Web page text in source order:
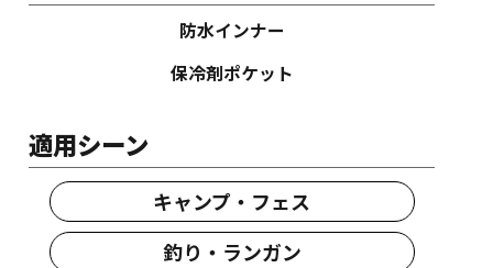
防水インナー
保冷剤ポケット
適用シーン
キャンプ・フェス
釣り・ランガン